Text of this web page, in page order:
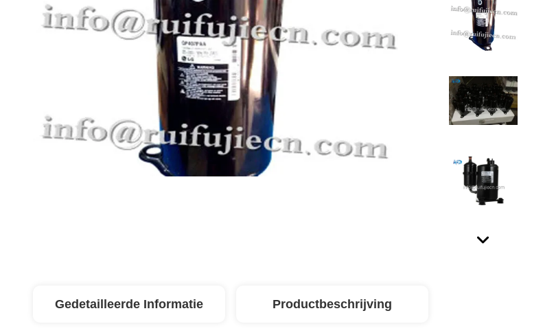
Gedetailleerde Informatie Productbeschrijving